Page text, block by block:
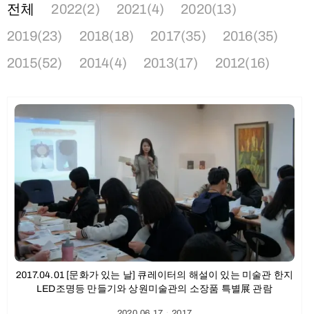
전체 2022(2) 2021(4)
2020(13)
2019(23)
2018(18) 2017(35)
2016(35)
2015(52)
2014(4) 2013(17) 2012(16)
2017.04.01 [문화가 있는 날] 큐레이터의 해설이 있는 미술관 한지
LED조명등 만들기와 상원미술관의 소장품 특별展 관람